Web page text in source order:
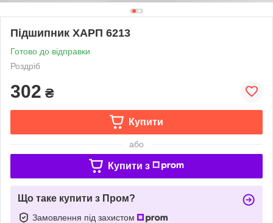
Підшипник ХАРП 6213
Готово до відправки
Роздріб
302 ₴
Купити
або
Купити з
Що таке купити з Пром?
Замовлення під захистом